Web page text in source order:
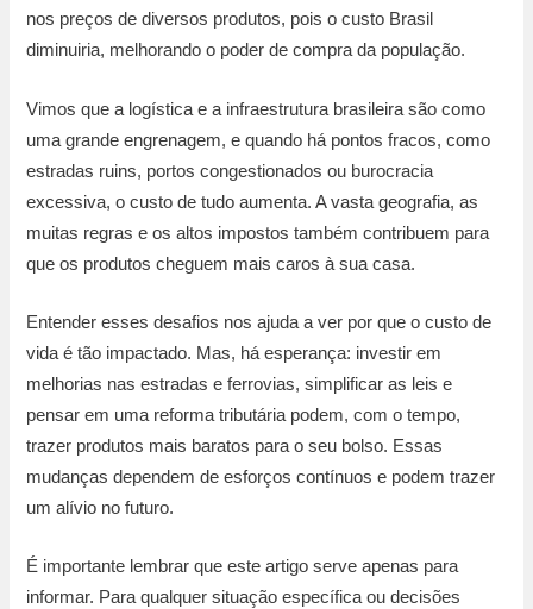
nos preços de diversos produtos, pois o custo Brasil
diminuiria, melhorando o poder de compra da população.
Vimos que a logística e a infraestrutura brasileira são como
uma grande engrenagem, e quando há pontos fracos, como
estradas ruins, portos congestionados ou burocracia
excessiva, o custo de tudo aumenta. A vasta geografia, as
muitas regras e os altos impostos também contribuem para
que os produtos cheguem mais caros à sua casa.
Entender esses desafios nos ajuda a ver por que o custo de
vida é tão impactado. Mas, há esperança: investir em
melhorias nas estradas e ferrovias, simplificar as leis e
pensar em uma reforma tributária podem, com o tempo,
trazer produtos mais baratos para o seu bolso. Essas
mudanças dependem de esforços contínuos e podem trazer
um alívio no futuro.
É importante lembrar que este artigo serve apenas para
informar. Para qualquer situação específica ou decisões